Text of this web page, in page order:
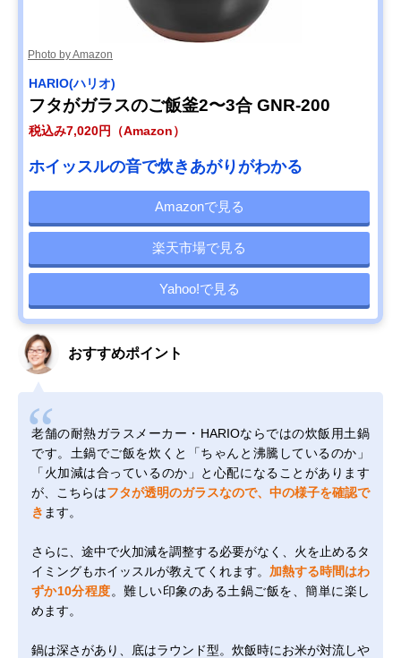
Photo by Amazon
HARIO(ハリオ)
フタがガラスのご飯釜2〜3合 GNR-200
税込み7,020円（Amazon）
ホイッスルの音で炊きあがりがわかる
Amazonで見る
楽天市場で見る
Yahoo!で見る
おすすめポイント
老舗の耐熱ガラスメーカー・HARIOならではの炊飯用土鍋
です。土鍋でご飯を炊くと「ちゃんと沸騰しているのか」
「火加減は合っているのか」と心配になることがあります
が、こちらはフタが透明のガラスなので、中の様子を確認で
き ます。
さらに、途中で火加減を調整する必要がなく、火を止めるタ
イミングもホイッスルが教えてくれます。 加熱する時間はわ
ずか10分程度。難しい印象のある土鍋ご飯を、簡単に楽し
めます。
鍋は深さがあり、底はラウンド型。炊飯時にお米が対流しや